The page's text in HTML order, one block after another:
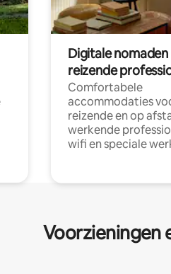
Digitale nomaden
reizende
Comfortabele
accommodaties
reizende en op
werkende
wifi en speciale
Voorzieningen